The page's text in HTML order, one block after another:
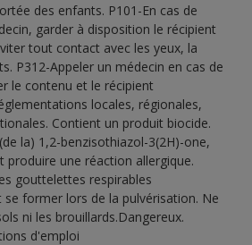
des enfants. P101-En cas de
garder à disposition le récipient
tout contact avec les yeux, la
P312-Appeler un médecin en cas de
le contenu et le récipient
locales, régionales,
Contient un produit biocide.
la) 1,2-benzisothiazol-3(2H)-one,
produire une réaction allergique.
gouttelettes respirables
se former lors de la pulvérisation. Ne
ni les brouillards.Dangereux.
d'emploi